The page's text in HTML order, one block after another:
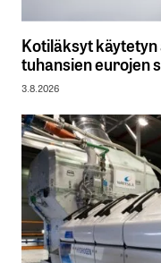
Kotiläksyt
tuhansien eurojen
3.8.2026